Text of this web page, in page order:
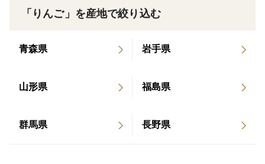
「りんご」を産地で絞り込む
青森県 岩手県
山形県 福島県
群馬県 長野県